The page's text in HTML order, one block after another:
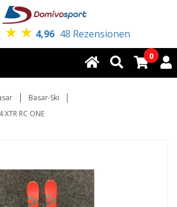
★ ★ 4,96 48 Rezensionen
0
Basar-Ski
XTR RC ONE